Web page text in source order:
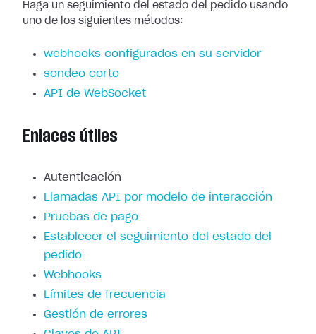
Haga un seguimiento del estado del pedido usando
uno de los siguientes métodos:
webhooks configurados en su servidor
sondeo corto
API de WebSocket
Enlaces útiles
Autenticación
Llamadas API por modelo de interacción
Pruebas de pago
Establecer el seguimiento del estado del
pedido
Webhooks
Límites de frecuencia
Gestión de errores